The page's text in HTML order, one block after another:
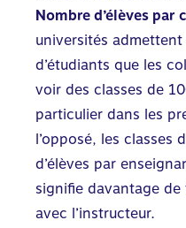
Nombre d’élèves par
universités
d’étudiants que les
voir des classes de
particulier dans les
l’opposé, les classes
d’élèves par
signifie davantage
avec l’instructeur.